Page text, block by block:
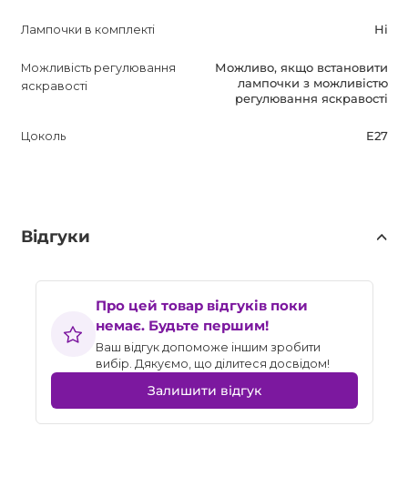
Лампочки в комплекті Ні
Можливість регулювання
яскравості
Можливо, якщо встановити
лампочки з можливістю
регулювання яскравості
Цоколь E27
Відгуки
Про цей товар відгуків поки
немає. Будьте першим!
Ваш відгук допоможе іншим зробити
вибір. Дякуємо, що ділитеся досвідом!
Залишити відгук